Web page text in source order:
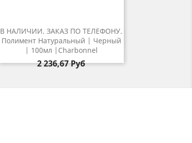
В НАЛИЧИИ. ЗАКАЗ ПО ТЕЛЕФОНУ.
Полимент Натуральный | Черный
| 100мл |Charbonnel
2 236,67 Руб
 Быстрый просмотр